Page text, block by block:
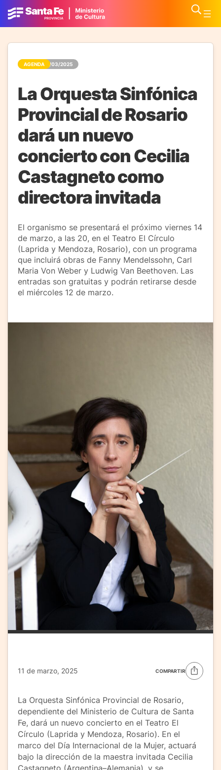
AGENDA 11/03/2025
La Orquesta Sinfónica
Provincial de Rosario
dará un nuevo
concierto con Cecilia
Castagneto como
directora invitada
El organismo se presentará el próximo viernes 14
de marzo, a las 20, en el Teatro El Círculo
(Laprida y Mendoza, Rosario), con un programa
que incluirá obras de Fanny Mendelssohn, Carl
Maria Von Weber y Ludwig Van Beethoven. Las
entradas son gratuitas y podrán retirarse desde
el miércoles 12 de marzo.
11 de marzo, 2025 COMPARTIR
La Orquesta Sinfónica Provincial de Rosario,
dependiente del Ministerio de Cultura de Santa
Fe, dará un nuevo concierto en el Teatro El
Círculo (Laprida y Mendoza, Rosario). En el
marco del Día Internacional de la Mujer, actuará
bajo la dirección de la maestra invitada Cecilia
Castagneto (Argentina–Alemania), y se